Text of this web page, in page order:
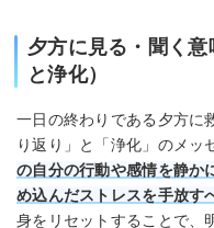
夕方に見る・聞く
と浄化）
一日の終わりである夕方に
り返り」と「浄化」のメッ
の自分の行動や感情を静か
め込んだストレスを手放す
身をリセットすることで、